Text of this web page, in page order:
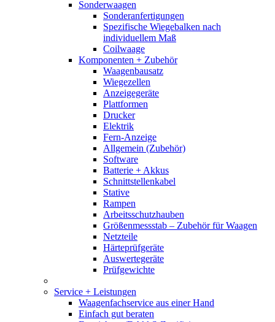
Sonderwaagen
Sonderanfertigungen
Spezifische Wiegebalken nach
individuellem Maß
Coilwaage
Komponenten + Zubehör
Waagenbausatz
Wiegezellen
Anzeigegeräte
Plattformen
Drucker
Elektrik
Fern-Anzeige
Allgemein (Zubehör)
Software
Batterie + Akkus
Schnittstellenkabel
Stative
Rampen
Arbeitsschutzhauben
Größenmessstab – Zubehör für Waagen
Netzteile
Härteprüfgeräte
Auswertegeräte
Prüfgewichte
Service + Leistungen
Waagenfachservice aus einer Hand
Einfach gut beraten